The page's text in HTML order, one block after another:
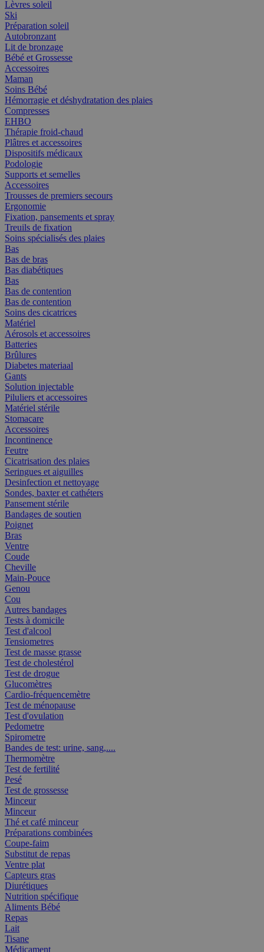
Lèvres soleil
Ski
Préparation soleil
Autobronzant
Lit de bronzage
Bébé et Grossesse
Accessoires
Maman
Soins Bébé
Hémorragie et déshydratation des plaies
Compresses
EHBO
Thérapie froid-chaud
Plâtres et accessoires
Dispositifs médicaux
Podologie
Supports et semelles
Accessoires
Trousses de premiers secours
Ergonomie
Fixation, pansements et spray
Treuils de fixation
Soins spécialisés des plaies
Bas
Bas de bras
Bas diabétiques
Bas
Bas de contention
Bas de contention
Soins des cicatrices
Matériel
Aérosols et accessoires
Batteries
Brûlures
Diabetes materiaal
Gants
Solution injectable
Piluliers et accessoires
Matériel stérile
Stomacare
Accessoires
Incontinence
Feutre
Cicatrisation des plaies
Seringues et aiguilles
Desinfection et nettoyage
Sondes, baxter et cathéters
Pansement stérile
Bandages de soutien
Poignet
Bras
Ventre
Coude
Cheville
Main-Pouce
Genou
Cou
Autres bandages
Tests à domicile
Test d'alcool
Tensiometres
Test de masse grasse
Test de cholestérol
Test de drogue
Glucomètres
Cardio-fréquencemètre
Test de ménopause
Test d'ovulation
Pedometre
Spirometre
Bandes de test: urine, sang,....
Thermomètre
Test de fertilité
Pesé
Test de grossesse
Minceur
Minceur
Thé et café minceur
Préparations combinées
Coupe-faim
Substitut de repas
Ventre plat
Capteurs gras
Diurétiques
Nutrition spécifique
Aliments Bébé
Repas
Lait
Tisane
Médicament